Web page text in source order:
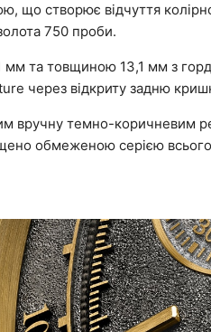
що створює відчуття
750 проби.
та товщиною 13,1 мм з
через відкриту задню
вручну темно-коричневим
обмеженою серією всього